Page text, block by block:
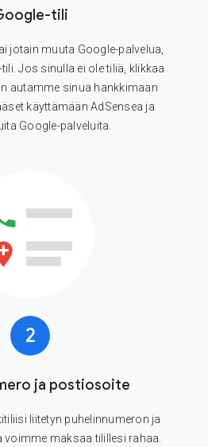
tili
jotain muuta Google-palvelua,
Jos sinulla ei ole tiliä, klikkaa
autamme sinua hankkimaan
käyttämään AdSensea ja
Google-palveluita.
2
ja postiosoite
liitetyn puhelinnumeron ja
maksaa tilillesi rahaa.